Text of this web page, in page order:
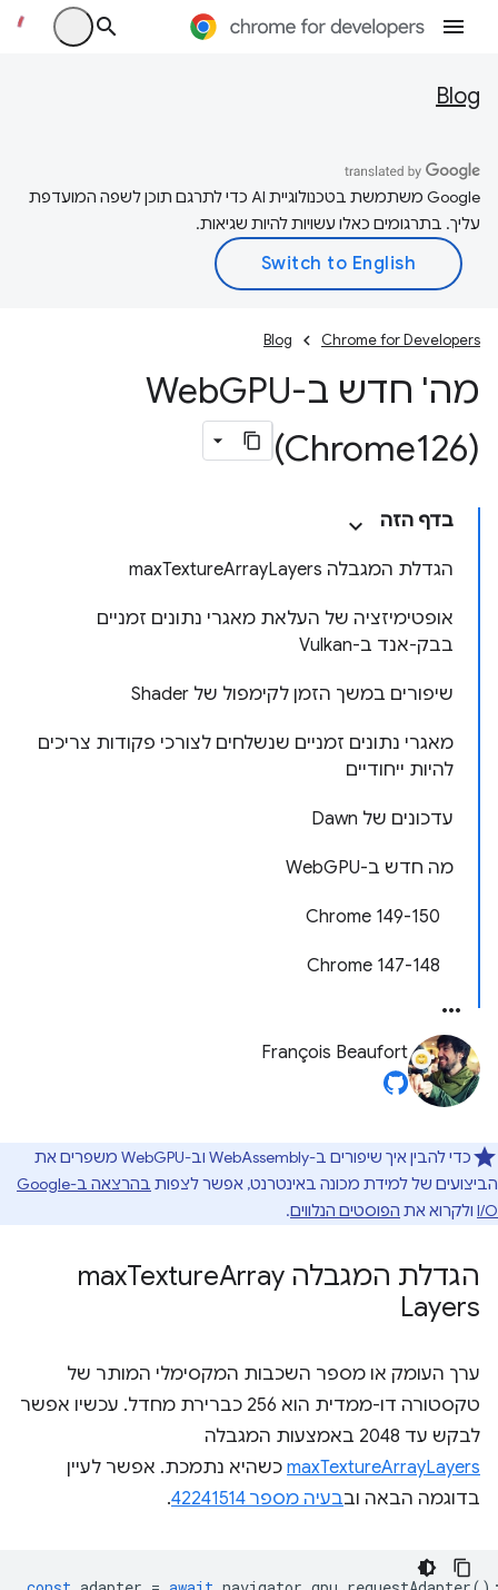
Blog
‫Google משתמשת בטכנולוגיית AI כדי לתרגם תוכן לשפה המועדפת
עליך. בתרגומים כאלו עשויות להיות שגיאות.
Chrome for Developers
Blog
מה' חדש ב-WebGPU
(Chrome126)
בדף הזה
הגדלת המגבלה maxTextureArrayLayers
אופטימיזציה של העלאת מאגרי נתונים זמניים
בבק-אנד ב-Vulkan
שיפורים במשך הזמן לקימפול של Shader
מאגרי נתונים זמניים שנשלחים לצורכי פקודות צריכים
להיות ייחודיים
עדכונים של Dawn
מה חדש ב-WebGPU
‫Chrome 149-150
‫Chrome 147-148
François Beaufort
כדי להבין איך שיפורים ב-WebAssembly וב-WebGPU משפרים את
הביצועים של למידת מכונה באינטרנט, אפשר לצפות
בהרצאה ב-Google
I/O ולקרוא את הפוסטים הנלווים.
הגדלת המגבלה max TextureArray
Layers
ערך העומק או מספר השכבות המקסימלי המותר של
טקסטורה דו-ממדית הוא 256 כברירת מחדל. עכשיו אפשר
לבקש עד 2048 באמצעות המגבלה
maxTextureArrayLayers כשהיא נתמכת. אפשר לעיין
בדוגמה הבאה ובבעיה מספר 42241514 .